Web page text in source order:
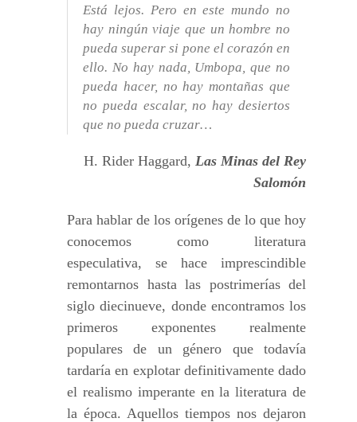
Está lejos. Pero en este mundo no
hay ningún viaje que un hombre no
pueda superar si pone el corazón en
ello. No hay nada, Umbopa, que no
pueda hacer, no hay montañas que
no pueda escalar, no hay desiertos
que no pueda cruzar…
H. Rider Haggard, Las Minas del Rey
Salomón
Para hablar de los orígenes de lo que hoy
conocemos como literatura
especulativa, se hace imprescindible
remontarnos hasta las postrimerías del
siglo diecinueve, donde encontramos los
primeros exponentes realmente
populares de un género que todavía
tardaría en explotar definitivamente dado
el realismo imperante en la literatura de
la época. Aquellos tiempos nos dejaron